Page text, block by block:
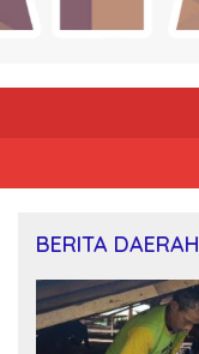
BERITA DAERAH